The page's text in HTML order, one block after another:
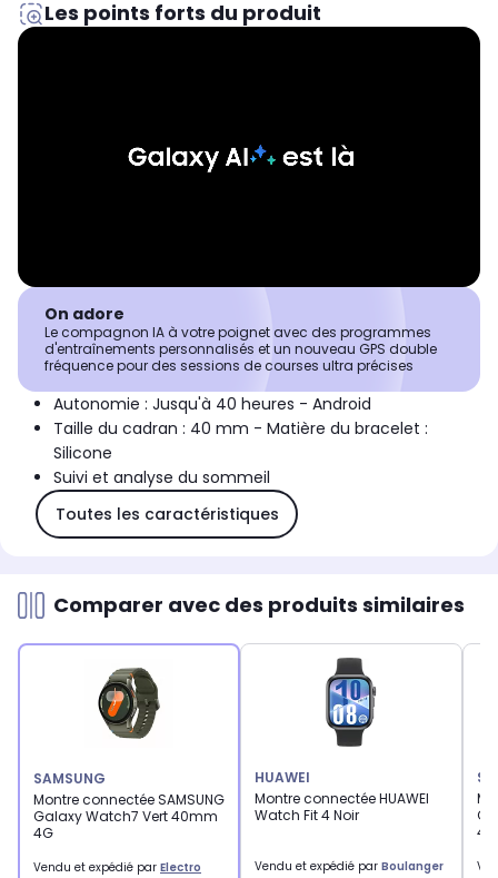
Les points forts du produit
On adore
Le compagnon IA à votre poignet avec des programmes
d'entraînements personnalisés et un nouveau GPS double
fréquence pour des sessions de courses ultra précises
Autonomie : Jusqu'à 40 heures - Android
Taille du cadran : 40 mm - Matière du bracelet :
Silicone
Suivi et analyse du sommeil
Toutes les caractéristiques
Comparer avec des produits similaires
SAMSUNG
Montre connectée SAMSUNG
Galaxy Watch7 Vert 40mm
4G
Vendu et expédié par Electro
HUAWEI
Montre connectée HUAWEI
Watch Fit 4 Noir
Vendu et expédié par Boulanger